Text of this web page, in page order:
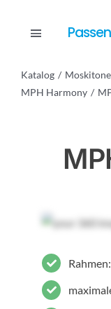
Toggle
Katalog
MPH Harmony